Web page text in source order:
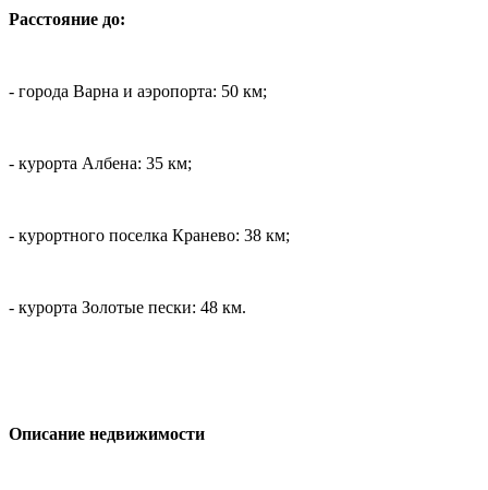
Расстояние до:
- города Варна и аэропорта: 50 км;
- курорта Албена: 35 км;
- курортного поселка Кранево: 38 км;
- курорта Золотые пески: 48 км.
Описание недвижимости